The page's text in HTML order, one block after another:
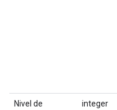
Nivel de
integer